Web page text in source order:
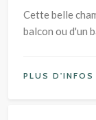
Cette belle
balcon ou d'un
PLUS D'INFOS